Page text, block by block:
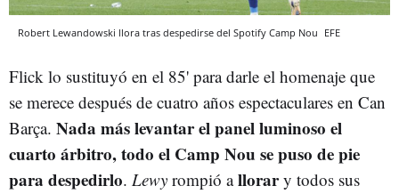
Robert Lewandowski llora tras despedirse del Spotify Camp Nou EFE
Flick lo sustituyó en el 85' para darle el homenaje que
se merece después de cuatro años espectaculares en Can
Barça. Nada más levantar el panel luminoso el
cuarto árbitro, todo el Camp Nou se puso de pie
para despedirlo. Lewy rompió allorary todos sus